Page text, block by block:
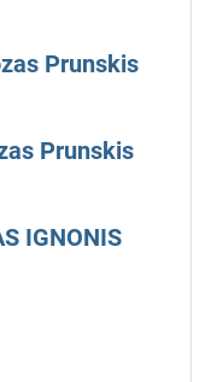
Prunskis
Prunskis
IGNONIS